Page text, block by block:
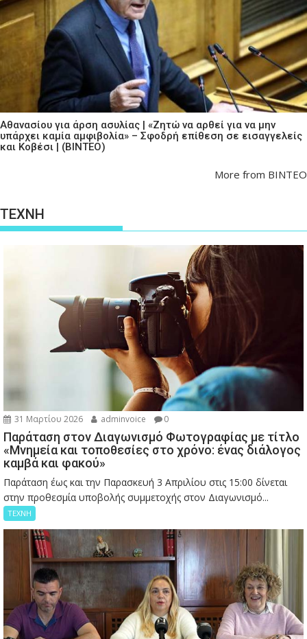
Αθανασίου για άρση ασυλίας | «Ζητώ να αρθεί για να μην
υπάρχει καμία αμφιβολία» – Σφοδρή επίθεση σε εισαγγελείς
και Κοβέσι | (ΒΙΝΤΕΟ)
More from ΒΙΝΤΕΟ
ΤΕΧΝΗ
31 Μαρτίου 2026 adminvoice 0
Παράταση στον Διαγωνισμό Φωτογραφίας με τίτλο
«Μνημεία και τοποθεσίες στο χρόνο: ένας διάλογος
καμβά και φακού»
Παράταση έως και την Παρασκευή 3 Απριλίου στις 15:00 δίνεται
στην προθεσμία υποβολής συμμετοχής στον Διαγωνισμό...
ΤΕΧΝΗ